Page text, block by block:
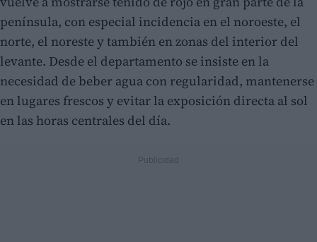
península, con especial incidencia en el noroeste, el
norte, el noreste y también en zonas del interior del
levante. Desde el departamento se insiste en la
necesidad de beber agua con regularidad, mantenerse
en lugares frescos y evitar la exposición directa al sol
en las horas centrales del día.